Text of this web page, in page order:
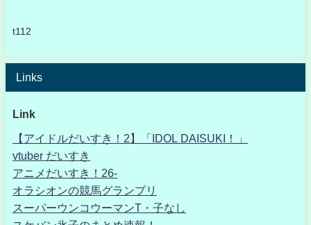
t112
Links
Link
【アイドルだいすき！2】「IDOL DAISUKI！」
vtuber だいすき
アニメだいすき！26-
オラシオンの競馬グランプリ
スーパーウンコウーマンT・子なし